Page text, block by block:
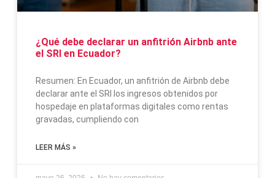
¿Qué debe declarar un anfitrión Airbnb ante
el SRI en Ecuador?
Resumen: En Ecuador, un anfitrión de Airbnb debe
declarar ante el SRI los ingresos obtenidos por
hospedaje en plataformas digitales como rentas
gravadas, cumpliendo con
LEER MÁS »